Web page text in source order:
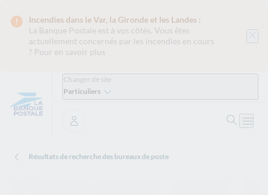
Incendies dans le Var, la Gironde et les Landes :
La Banque Postale est à vos côtés. Vous êtes
actuellement concernés par les incendies en cours
? Pour en savoir plus
Changer de site
Particuliers
Se connecter
Résultats de recherche des bureaux de poste